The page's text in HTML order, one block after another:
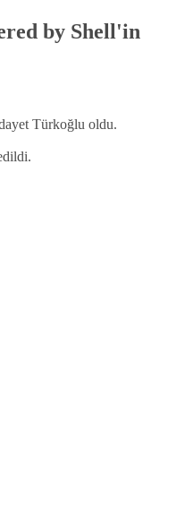
by Shell'in
Türkoğlu oldu.